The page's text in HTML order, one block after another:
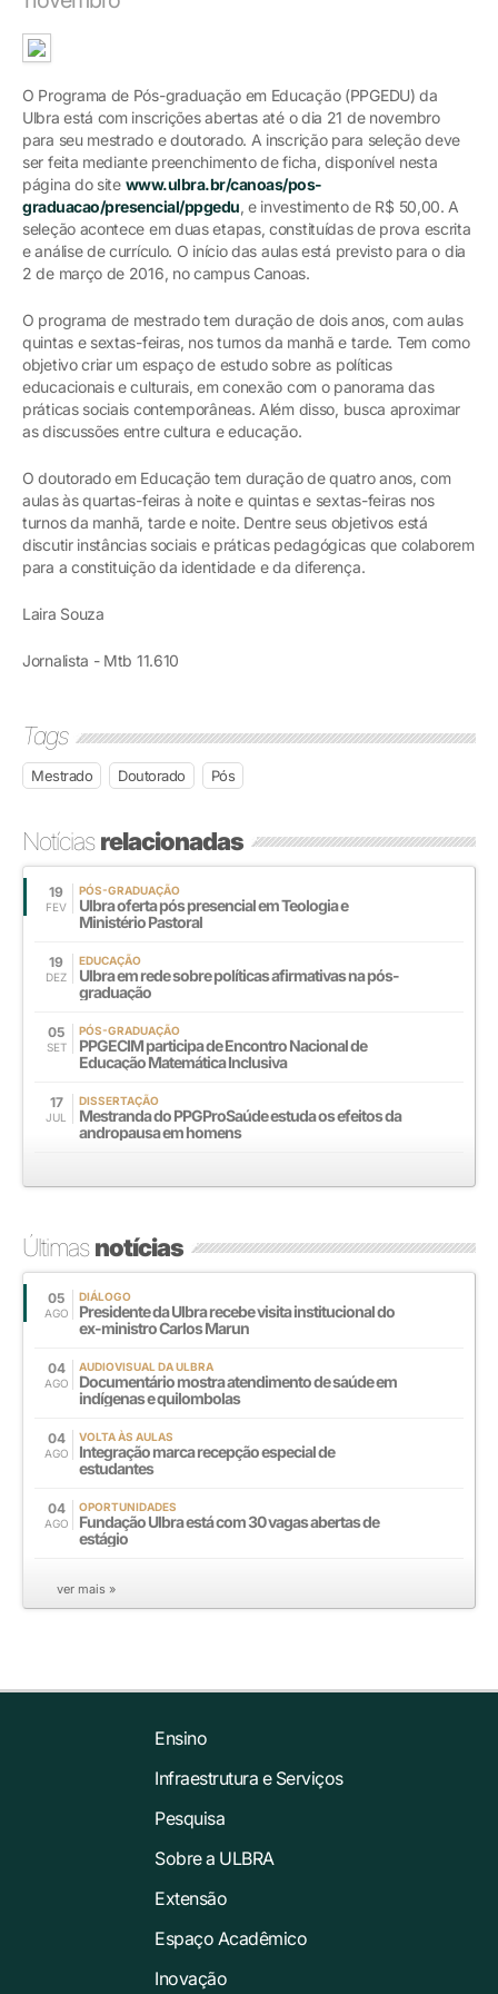
O Programa de Pós-graduação em Educação (PPGEDU) da
Ulbra está com inscrições abertas até o dia 21 de novembro
para seu mestrado e doutorado. A inscrição para seleção deve
ser feita mediante preenchimento de ficha, disponível nesta
página do site www.ulbra.br/canoas/pos-
graduacao/presencial/ppgedu, e investimento de R$ 50,00. A
seleção acontece em duas etapas, constituídas de prova escrita
e análise de currículo. O início das aulas está previsto para o dia
2 de março de 2016, no campus Canoas.
O programa de mestrado tem duração de dois anos, com aulas
quintas e sextas-feiras, nos turnos da manhã e tarde. Tem como
objetivo criar um espaço de estudo sobre as políticas
educacionais e culturais, em conexão com o panorama das
práticas sociais contemporâneas. Além disso, busca aproximar
as discussões entre cultura e educação.
O doutorado em Educação tem duração de quatro anos, com
aulas às quartas-feiras à noite e quintas e sextas-feiras nos
turnos da manhã, tarde e noite. Dentre seus objetivos está
discutir instâncias sociais e práticas pedagógicas que colaborem
para a constituição da identidade e da diferença.
Laira Souza
Jornalista - Mtb 11.610
Tags
Mestrado Doutorado Pós
Notíciasrelacionadas
19
FEV
PÓS-GRADUAÇÃO
Ulbra oferta pós presencial em Teologia e
Ministério Pastoral
19
DEZ
EDUCAÇÃO
Ulbra em rede sobre políticas afirmativas na pós-
graduação
05
SET
PÓS-GRADUAÇÃO
PPGECIM participa de Encontro Nacional de
Educação Matemática Inclusiva
17
JUL
DISSERTAÇÃO
Mestranda do PPGProSaúde estuda os efeitos da
andropausa em homens
Últimasnotícias
05
AGO
DIÁLOGO
Presidente da Ulbra recebe visita institucional do
ex-ministro Carlos Marun
04
AGO
AUDIOVISUAL DA ULBRA
Documentário mostra atendimento de saúde em
indígenas e quilombolas
04
AGO
VOLTA ÀS AULAS
Integração marca recepção especial de
estudantes
04
AGO
OPORTUNIDADES
Fundação Ulbra está com 30 vagas abertas de
estágio
ver mais »
Ensino
Infraestrutura e Serviços
Pesquisa
Sobre a ULBRA
Extensão
Espaço Acadêmico
Inovação